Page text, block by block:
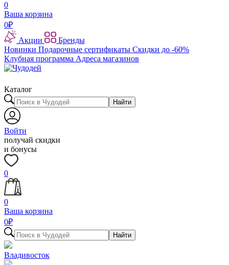
0
Ваша корзина
0₽
Акции
Бренды
Новинки Подарочные сертификаты Скидки до -60%
Клубная программа Адреса магазинов
Каталог
Найти
Войти
получай скидки
и бонусы
0
0
Ваша корзина
0₽
Найти
Владивосток